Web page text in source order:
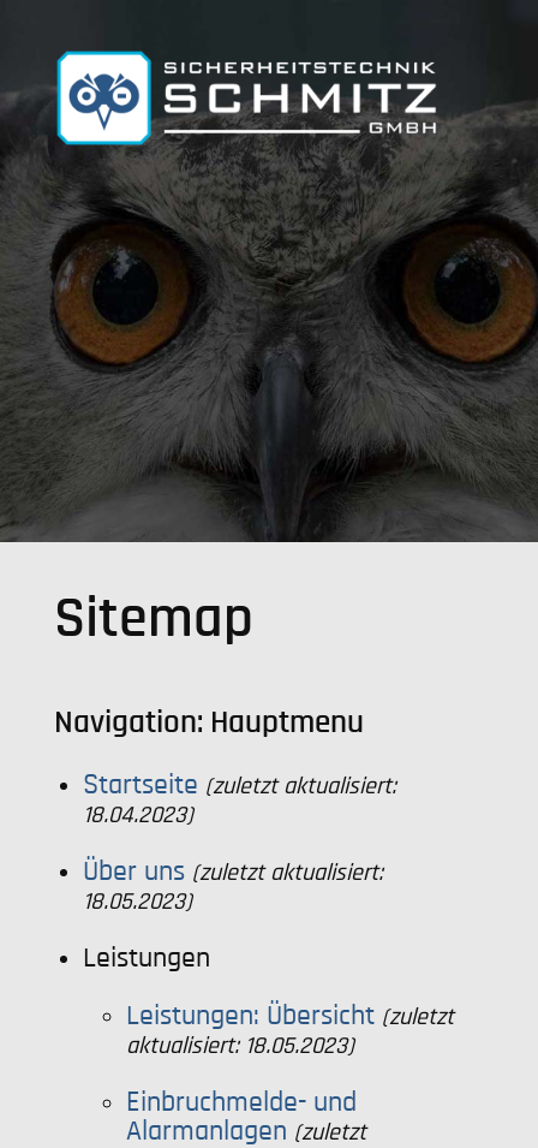
Startseite
Über uns
Leistungen
Leistungen: Übersicht
Einbruchmelde- und Alarmanlagen
Brandmeldeanlagen
Videoüberwachungsanlagen
Freigeländesicherung/
Service
News
Kontakt
Sitemap
Navigation: Hauptmenu
Startseite (zuletzt aktualisiert:
18.04.2023)
Über uns (zuletzt aktualisiert:
18.05.2023)
Leistungen
Leistungen: Übersicht (zuletzt
aktualisiert: 18.05.2023)
Einbruchmelde- und
Alarmanlagen (zuletzt